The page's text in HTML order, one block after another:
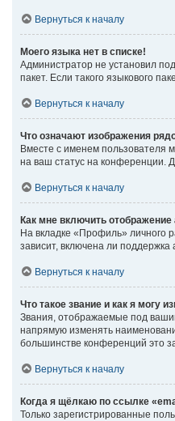
Вернуться к началу
Моего языка нет в списке!
Администратор не установил
пакет. Если такого языкового
Вернуться к началу
Что означают изображения
Вместе с именем пользователя
на ваш статус на конференции.
Вернуться к началу
Как мне включить
На вкладке «Профиль» личного
зависит, включена ли
Вернуться к началу
Что такое звание и как я могу
Звания, отображаемые под
напрямую изменять
большинстве конференций это
Вернуться к началу
Когда я щёлкаю по ссылке
Только зарегистрированные